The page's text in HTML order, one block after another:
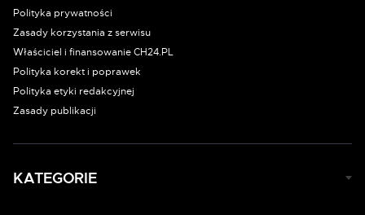
Polityka prywatności
Zasady korzystania z serwisu
Właściciel i finansowanie CH24.PL
Polityka korekt i poprawek
Polityka etyki redakcyjnej
Zasady publikacji
KATEGORIE